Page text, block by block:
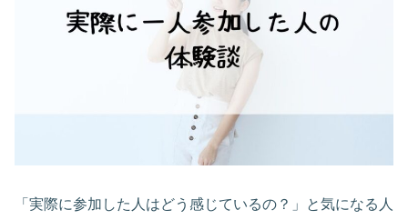
「実際に参加した人はどう感じているの？」と気になる人